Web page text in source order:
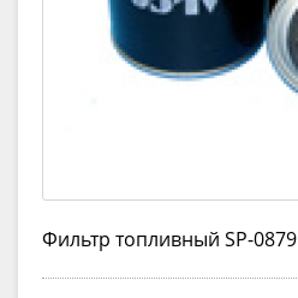
Фильтр топливный SP-0879